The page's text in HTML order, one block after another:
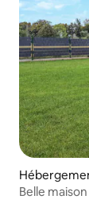
Belle